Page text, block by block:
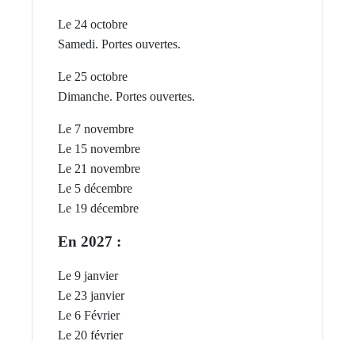
Le 24 octobre
Samedi. Portes ouvertes.
Le 25 octobre
Dimanche. Portes ouvertes.
Le 7 novembre
Le 15 novembre
Le 21 novembre
Le 5 décembre
Le 19 décembre
En 2027 :
Le 9 janvier
Le 23 janvier
Le 6 Février
Le 20 février